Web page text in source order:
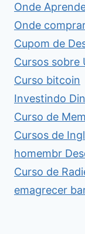
Onde
Onde
Cupom de
Cursos sobre
Curso bitcoin
Investindo
Curso de
Cursos de
homembr
Curso de
emagrecer